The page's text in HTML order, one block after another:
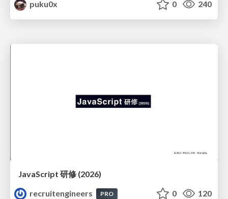
puku0x
0 240
JavaScript 研修 (2026)
recruitengineers
PRO 0 120